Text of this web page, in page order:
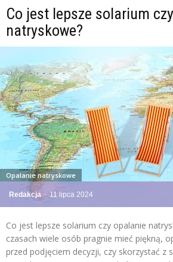
Co jest lepsze solarium
natryskowe?
Redakcja - 11 lipca 2024
Opalanie natryskowe
Co jest lepsze solarium czy opalanie
czasach wiele osób pragnie mieć piękną,
przed podjęciem decyzji, czy skorzystać z